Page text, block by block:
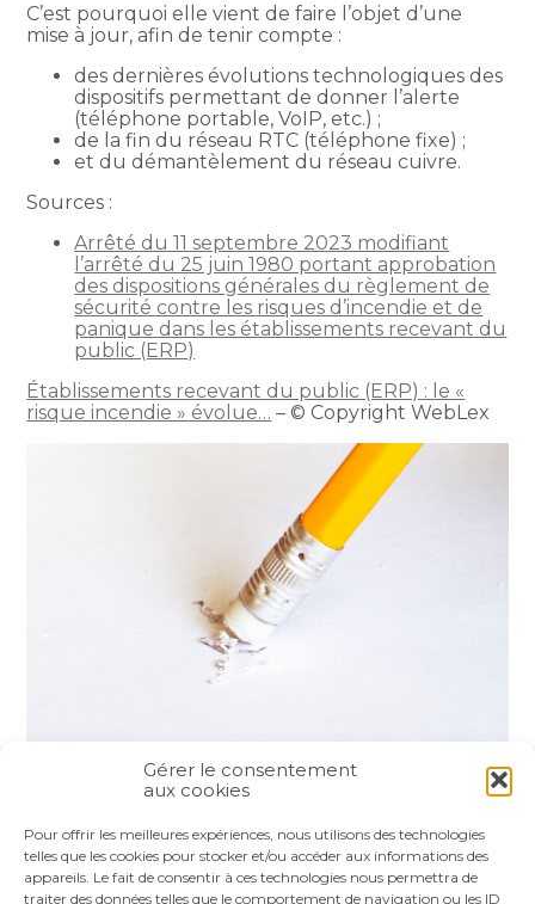
Gérer le consentement
aux cookies
Pour offrir les meilleures expériences, nous utilisons des technologies
telles que les cookies pour stocker et/ou accéder aux informations des
appareils. Le fait de consentir à ces technologies nous permettra de
traiter des données telles que le comportement de navigation ou les ID
C’est pourquoi elle vient de faire l’objet d’une
mise à jour, afin de tenir compte :
des dernières évolutions technologiques des
dispositifs permettant de donner l’alerte
(téléphone portable, VoIP, etc.) ;
de la fin du réseau RTC (téléphone fixe) ;
et du démantèlement du réseau cuivre.
Sources :
Arrêté du 11 septembre 2023 modifiant
l’arrêté du 25 juin 1980 portant approbation
des dispositions générales du règlement de
sécurité contre les risques d’incendie et de
panique dans les établissements recevant du
public (ERP)
Établissements recevant du public (ERP) : le «
risque incendie » évolue… – © Copyright WebLex
FaceBook
TwitterLinkedIn